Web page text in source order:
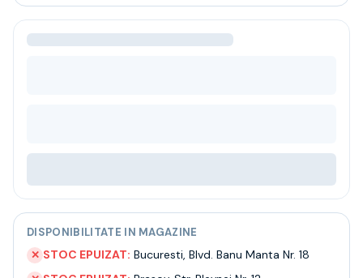
Ceai
Bacanie
Despre noi
Livrare
Termeni si conditii
Politica de confidentialitate
Intrebari frecvente
DISPONIBILITATE IN MAGAZINE
✕ STOC EPUIZAT: Bucuresti, Blvd. Banu Manta Nr. 18